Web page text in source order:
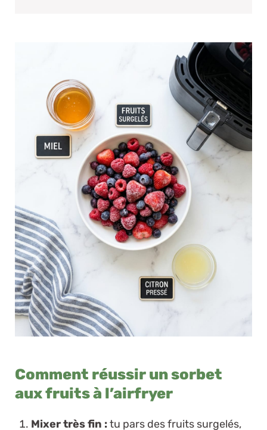
Comment réussir un sorbet
aux fruits à l’airfryer
Mixer très fin :tu pars des fruits surgelés,